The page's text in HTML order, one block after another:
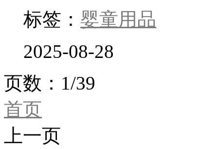
标签： 婴童用品
2025-08-28
页数：1/39
首页
上一页